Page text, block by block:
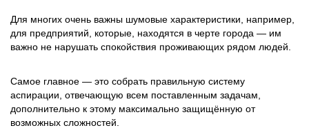
Для многих очень важны шумовые характеристики, например,
для предприятий, которые, находятся в черте города — им
важно не нарушать спокойствия проживающих рядом людей.
Самое главное — это собрать правильную систему
аспирации, отвечающую всем поставленным задачам,
дополнительно к этому максимально защищённую от
возможных сложностей.